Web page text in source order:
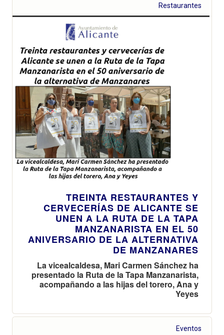
municipal
Restaurantes
TREINTA RESTAURANTES Y
CERVECERÍAS DE ALICANTE SE
UNEN A LA RUTA DE LA TAPA
MANZANARISTA EN EL 50
ANIVERSARIO DE LA ALTERNATIVA
DE MANZANARES
La vicealcaldesa, Mari Carmen Sánchez ha
presentado la Ruta de la Tapa Manzanarista,
acompañando a las hijas del torero, Ana y
Yeyes
Eventos